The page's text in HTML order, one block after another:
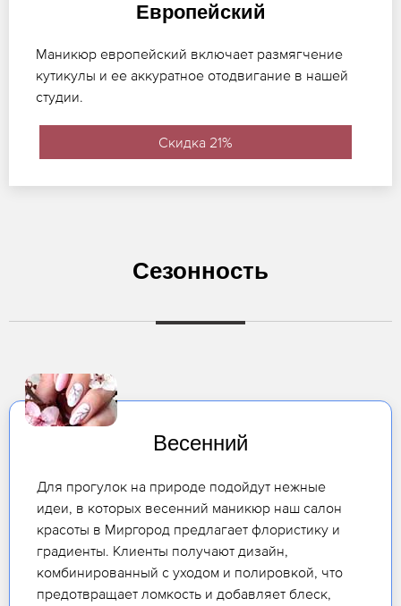
Европейский
Маникюр европейский включает размягчение
кутикулы и ее аккуратное отодвигание в нашей
студии.
Скидка 21%
Сезонность
Весенний
Для прогулок на природе подойдут нежные
идеи, в которых весенний маникюр наш салон
красоты в Миргород предлагает флористику и
градиенты. Клиенты получают дизайн,
комбинированный с уходом и полировкой, что
предотвращает ломкость и добавляет блеск,